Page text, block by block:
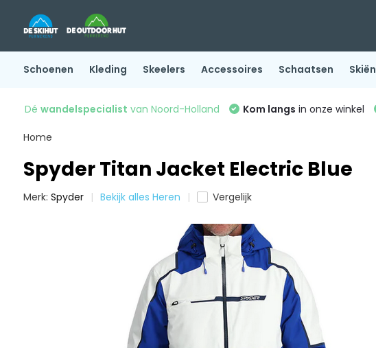
Schoenen Kleding Skeelers Accessoires Schaatsen Skiën
Dé wandelspecialist van Noord-Holland Kom langs in onze winkel
Home
Spyder Titan Jacket Electric Blue
Merk: Spyder Bekijk alles Heren Vergelijk